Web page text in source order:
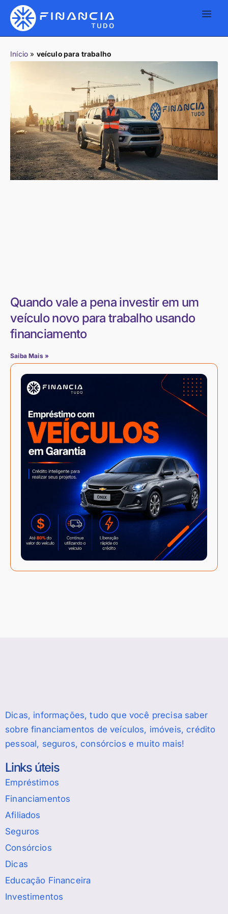
Início » veículo para trabalho
Quando vale a pena investir em um
veículo novo para trabalho usando
financiamento
Saiba Mais »
Dicas, informações, tudo que você precisa saber
sobre financiamentos de veículos, imóveis, crédito
pessoal, seguros, consórcios e muito mais!
Links úteis
Empréstimos
Financiamentos
Afiliados
Seguros
Consórcios
Dicas
Educação Financeira
Investimentos